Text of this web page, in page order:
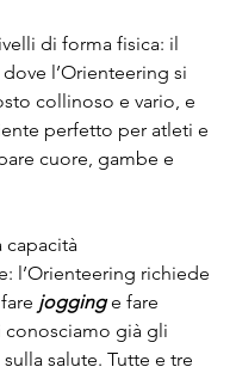
di forma fisica: il
l’Orienteering si
collinoso e vario, e
perfetto per atleti e
cuore, gambe e
capacità
l’Orienteering richiede
jogging e fare
conosciamo già gli
salute. Tutte e tre